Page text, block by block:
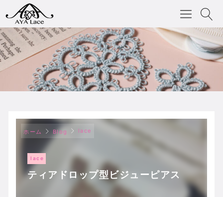
ホーム Blog lace
lace
ティアドロップ型ビジューピアス